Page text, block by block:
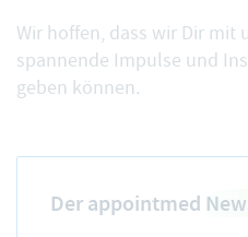
Wir hoffen, dass wir Dir mit
spannende Impulse und
geben können.
Der appointmed